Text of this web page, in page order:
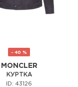
- 40 %
MONCLER
КУРТКА
ID: 43126